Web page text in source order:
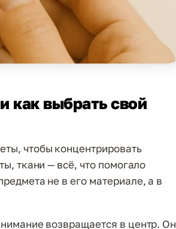
как выбрать свой
чтобы концентрировать
ткани — всё, что помогало
не в его материале, а в
возвращается в центр. Он